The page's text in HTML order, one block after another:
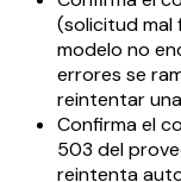
(solicitud mal
modelo no
errores se
reintentar
Confirma el
503 del
reintenta